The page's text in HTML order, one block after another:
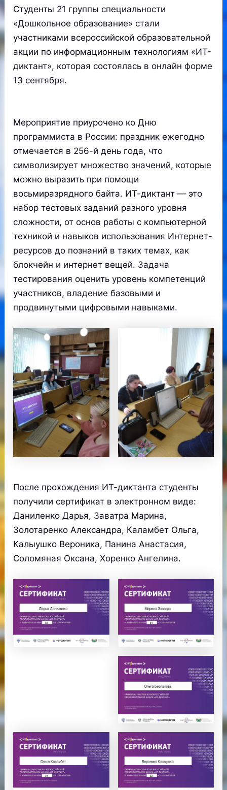
Студенты 21 группы специальности
«Дошкольное образование» стали
участниками всероссийской образовательной
акции по информационным технологиям «ИТ-
диктант», которая состоялась в онлайн форме
13 сентября.
Мероприятие приурочено ко Дню
программиста в России: праздник ежегодно
отмечается в 256-й день года, что
символизирует множество значений, которые
можно выразить при помощи
восьмиразрядного байта. ИТ-диктант — это
набор тестовых заданий разного уровня
сложности, от основ работы с компьютерной
техникой и навыков использования Интернет-
ресурсов до познаний в таких темах, как
блокчейн и интернет вещей. Задача
тестирования оценить уровень компетенций
участников, владение базовыми и
продвинутыми цифровыми навыками.
После прохождения ИТ-диктанта студенты
получили сертификат в электронном виде:
Даниленко Дарья, Заватра Марина,
Золотаренко Александра, Каламбет Ольга,
Калыушко Вероника, Панина Анастасия,
Соломяная Оксана, Хоренко Ангелина.